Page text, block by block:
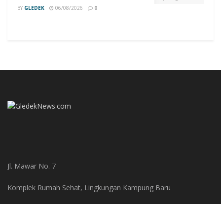
BY GLEDEK 06/08/2026 0
Jl. Mawar No. 7
Komplek Rumah Sehat, Lingkungan Kampung Baru